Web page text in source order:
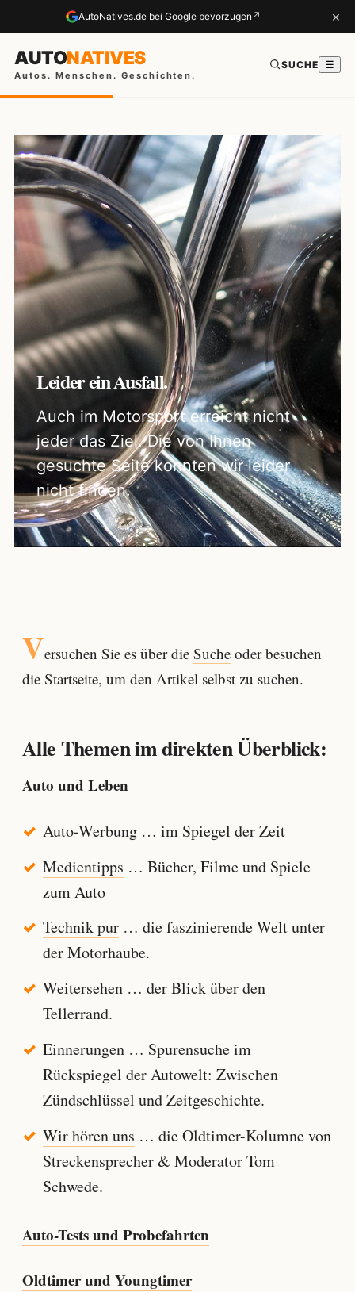
AutoNatives.de bei Google bevorzugen ↗ ×
AUTONATIVES
Autos. Menschen. Geschichten.
SUCHE ☰
Leider ein Ausfall.
Auch im Motorsport erreicht nicht
jeder das Ziel. Die von Ihnen
gesuchte Seite konnten wir leider
nicht finden.
Versuchen Sie es über die Sucheoder besuchen
die Startseite, um den Artikel selbst zu suchen.
Alle Themen im direkten Überblick:
Auto und Leben
Auto-Werbung… im Spiegel der Zeit
Medientipps … Bücher, Filme und Spiele
zum Auto
Technik pur… die faszinierende Welt unter
der Motorhaube.
Weitersehen… der Blick über den
Tellerrand.
Einnerungen… Spurensuche im
Rückspiegel der Autowelt: Zwischen
Zündschlüssel und Zeitgeschichte.
Wir hören uns … die Oldtimer-Kolumne von
Streckensprecher & Moderator Tom
Schwede.
Auto-Tests und Probefahrten
Oldtimer und Youngtimer